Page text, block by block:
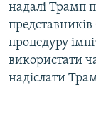
надалі Трамп
процедуру
використати
надіслати